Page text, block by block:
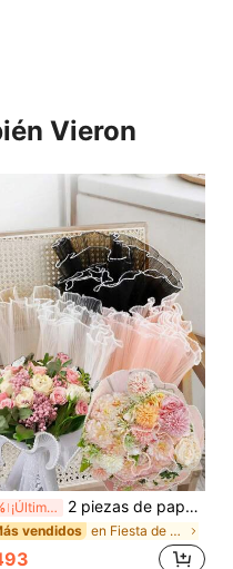
Vieron
¡Últimos 3 días 2 piezas de papel de envoltura floral con volantes de perlas falsas, papel de envoltura de regalo de organza con perlas falsas arrugadas para arreglos florales, papel de gasa de red floral DIY con ondas arrugadas, para suministros de tienda de flores de boda, aniversario, cumpleaños, decoración de fiesta de vacaciones
vendidos en Fiesta de cumpleaños Papel De Seda Triturado